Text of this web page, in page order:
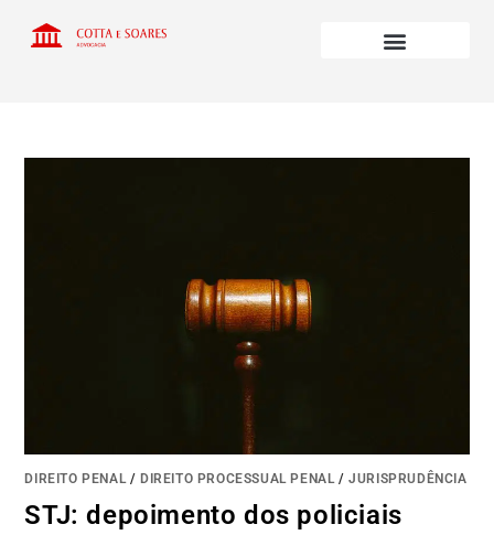
DIREITO PENAL/ DIREITO PROCESSUAL PENAL/JURISPRUDÊNCIA
STJ: depoimento dos policiais